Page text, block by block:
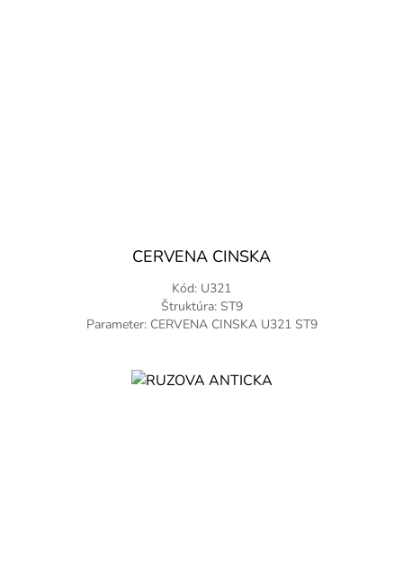
CERVENA CINSKA
Kód: U321
Štruktúra: ST9
Parameter: CERVENA CINSKA U321 ST9